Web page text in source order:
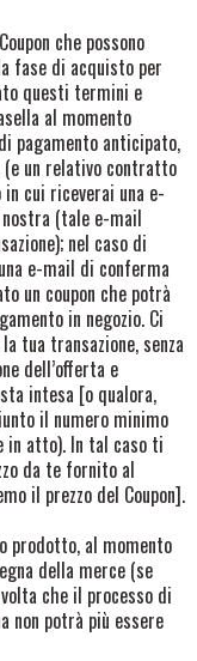
che possono
fase di acquisto per
questi termini e
al momento
pagamento anticipato,
(e un relativo contratto
cui riceverai una e-
(tale e-mail
nel caso di
e-mail di conferma
un coupon che potrà
in negozio. Ci
tua transazione, senza
dell’offerta e
intesa [o qualora,
il numero minimo
in atto). In tal caso ti
da te fornito al
il prezzo del Coupon].
prodotto, al momento
della merce (se
che il processo di
non potrà più essere